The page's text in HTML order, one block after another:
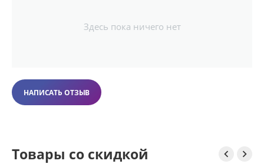
Здесь пока ничего нет
НАПИСАТЬ ОТЗЫВ
Товары со скидкой  